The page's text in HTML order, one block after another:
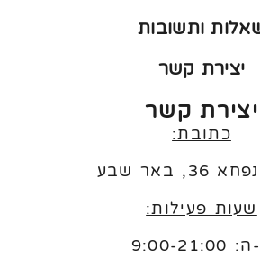
ותשובות
יצירת קשר
יצירת קשר
כתובת:
באר שבע
שעות פעילות:
21:00